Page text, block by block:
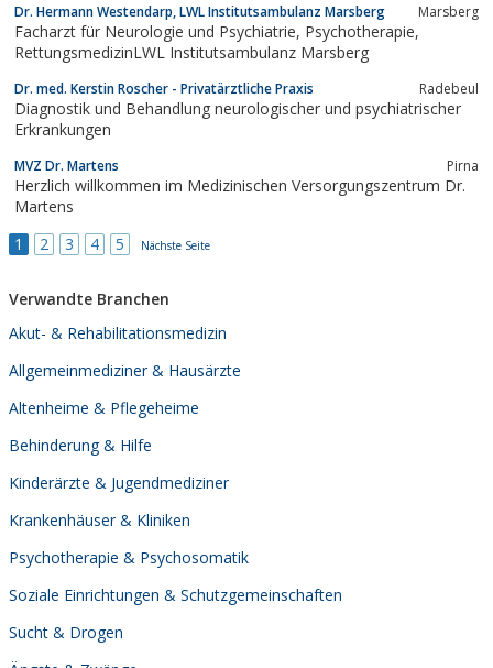
Schädigungen in Mecklenburg-Vorpommern. Unsere
Internetpräsenz soll Ihnen dabei helfen, sich in diesem Umfeld...
Dr. Hermann Westendarp, LWL Institutsambulanz Marsberg Marsberg
Facharzt für Neurologie und Psychiatrie, Psychotherapie,
RettungsmedizinLWL Institutsambulanz Marsberg
Dr. med. Kerstin Roscher - Privatärztliche Praxis Radebeul
Diagnostik und Behandlung neurologischer und psychiatrischer
Erkrankungen
MVZ Dr. Martens Pirna
Herzlich willkommen im Medizinischen Versorgungszentrum Dr.
Martens
1
2 3 4 5 Nächste Seite
Verwandte Branchen
Akut- & Rehabilitationsmedizin
Allgemeinmediziner & Hausärzte
Altenheime & Pflegeheime
Behinderung & Hilfe
Kinderärzte & Jugendmediziner
Krankenhäuser & Kliniken
Psychotherapie & Psychosomatik
Soziale Einrichtungen & Schutzgemeinschaften
Sucht & Drogen